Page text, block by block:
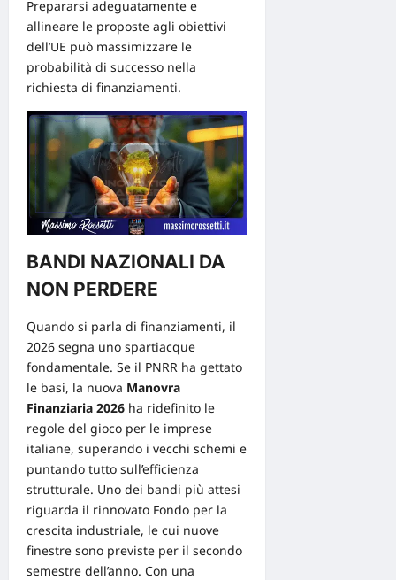
Prepararsi adeguatamente e
allineare le proposte agli obiettivi
dell’UE può massimizzare le
probabilità di successo nella
richiesta di finanziamenti.
BANDI NAZIONALI DA
NON PERDERE
Quando si parla di finanziamenti, il
2026 segna uno spartiacque
fondamentale. Se il PNRR ha gettato
le basi, la nuova Manovra
Finanziaria 2026 ha ridefinito le
regole del gioco per le imprese
italiane, superando i vecchi schemi e
puntando tutto sull’efficienza
strutturale. Uno dei bandi più attesi
riguarda il rinnovato Fondo per la
crescita industriale, le cui nuove
finestre sono previste per il secondo
semestre dell’anno. Con una